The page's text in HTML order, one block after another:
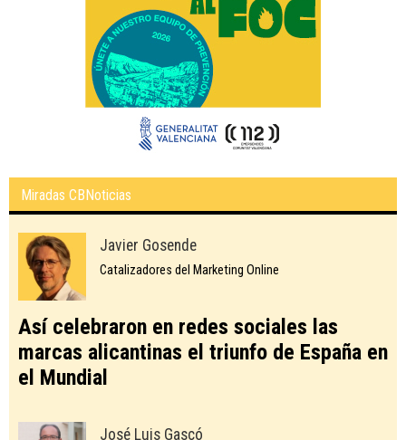
Miradas CBNoticias
Javier Gosende
Catalizadores del Marketing Online
Así celebraron en redes sociales las
marcas alicantinas el triunfo de España en
el Mundial
José Luis Gascó